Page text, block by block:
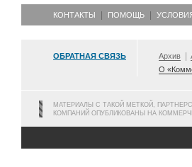
КОНТАКТЫ ПОМОЩЬ
ОБРАТНАЯ СВЯЗЬ Архив
О
МАТЕРИАЛЫ С ТАКОЙ МЕТКОЙ,
КОМПАНИЙ ОПУБЛИКОВАНЫ НА